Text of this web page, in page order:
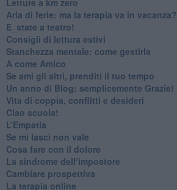
​Aria di ferie: ma la terapia va in vacanza?
​E_state a teatro!
​Consigli di lettura estivi
​Stanchezza mentale: come gestirla
​A come Amico
​Se ami gli altri, prenditi il tuo tempo
​Un anno di Blog: semplicemente Grazie!
​Vita di coppia, conflitti e desideri
​Ciao scuola!
​L’Empatia
​Se mi lasci non vale
Cosa fare con il dolore
​La sindrome dell’impostore
​Cambiare prospettiva
La terapia online